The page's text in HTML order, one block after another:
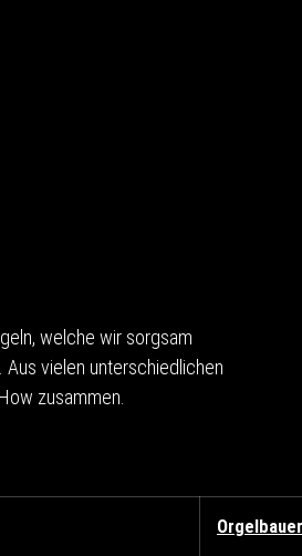
welche wir sorgsam
vielen unterschiedlichen
zusammen.
Orgelbauer